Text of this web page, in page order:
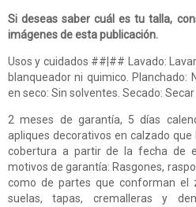
Si deseas saber cuál es tu talla,
imágenes de esta publicación.
Usos y cuidados ##|## Lavado:
blanqueador ni quimico. Planchado:
en seco: Sin solventes. Secado:
2 meses de garantía, 5 días
apliques decorativos en calzado
cobertura a partir de la fecha de
motivos de garantía: Rasgones,
como de partes que conforman el
suelas, tapas, cremalleras y